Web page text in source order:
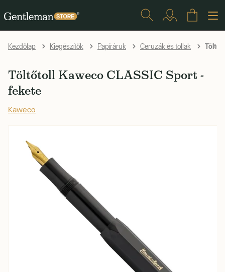
Kezdőlap Kiegészítők Papíráruk Ceruzák és tollak
Töltőtoll Kaweco CLASSIC Sport -
fekete
Kaweco